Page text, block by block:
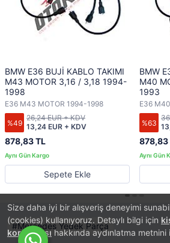
Size daha iyi bir alışveriş deneyimi
(cookies) kullanıyoruz. Detaylı bilgi için
korunmasıhakkında aydınlatma
BMW E36 BUJİ KABLO TAKIMI
M43 MOTOR 3,16 / 3,18 1994-
1998
E36 M43 MOTOR 1994-1998
%49
878,83 TL
13,24 EUR + KDV
26,24 EUR + KDV
Sepete Ekle
BMW
M40
1993
E36
%63
878,83
Mercedes Yedek Parça